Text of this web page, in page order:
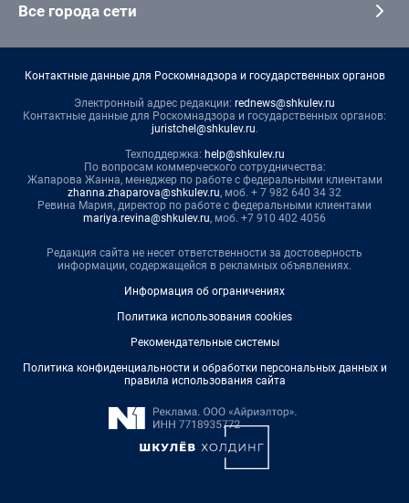
Все города сети
Контактные данные для Роскомнадзора и государственных органов
Электронный адрес редакции: rednews@shkulev.ru
Контактные данные для Роскомнадзора и государственных органов:
juristchel@shkulev.ru.
Техподдержка: help@shkulev.ru
По вопросам коммерческого сотрудничества:
Жапарова Жанна, менеджер по работе с федеральными клиентами
zhanna.zhaparova@shkulev.ru, моб. + 7 982 640 34 32
Ревина Мария, директор по работе с федеральными клиентами
mariya.revina@shkulev.ru, моб. +7 910 402 4056
Редакция сайта не несет ответственности за достоверность
информации, содержащейся в рекламных объявлениях.
Информация об ограничениях
Политика использования cookies
Рекомендательные системы
Политика конфиденциальности и обработки персональных данных и
правила использования сайта